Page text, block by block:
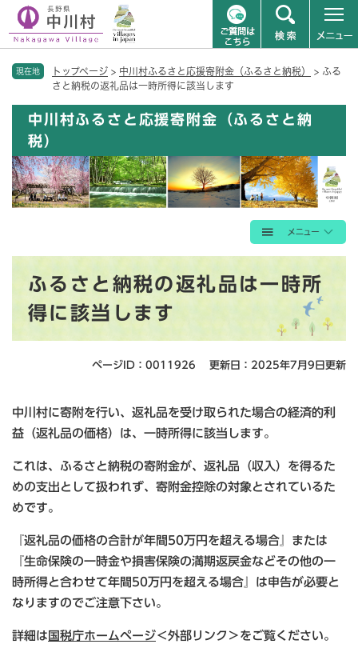
現在地 トップページ > 中川村ふるさと応援寄附金（ふるさと納税） > ふる
さと納税の返礼品は一時所得に該当します
中川村ふるさと応援寄附金（ふるさと納
税）
ふるさと納税の返礼品は一時所
得に該当します
ページID：0011926 更新日：2025年7月9日更新
中川村に寄附を行い、返礼品を受け取られた場合の経済的利
益（返礼品の価格）は、一時所得に該当します。
これは、ふるさと納税の寄附金が、返礼品（収入）を得るた
めの支出として扱われず、寄附金控除の対象とされているた
めです。
『返礼品の価格の合計が年間50万円を超える場合』または
『生命保険の一時金や損害保険の満期返戻金などその他の一
時所得と合わせて年間50万円を超える場合』は申告が必要と
なりますのでご注意下さい。
詳細は 国税庁ホームページ＜外部リンク＞ をご覧ください。